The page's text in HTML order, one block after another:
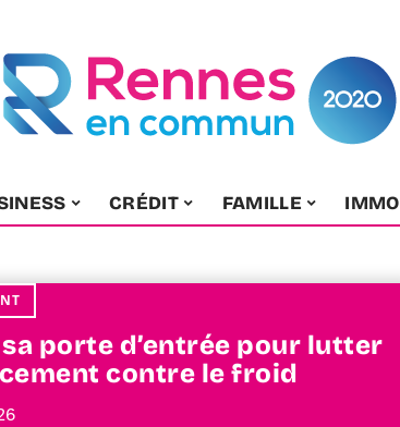
CRÉDIT FAMILLE IMMO
porte d’entrée pour lutter
contre le froid